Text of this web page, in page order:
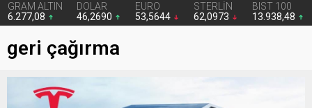
GRAM ALTIN
6.277,08
DOLAR
46,2690
EURO
53,5644
STERLİN
62,0973
BIST 100
13.938,48
geri çağırma